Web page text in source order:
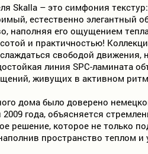
Skalla – это симфония
естественно элегантный
наполняя его ощущением
и практичностью!
свободой движения,
линия SPC-ламината
живущих в активном
дома было доверено
2009 года, объясняется
решение, которое не только
пространство теплом